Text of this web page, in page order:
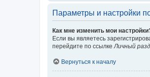
Параметры и настройки
Как мне изменить мои
Если вы являетесь
перейдите по ссылке Личный
Вернуться к началу